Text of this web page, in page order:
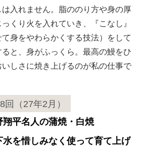
は入れません。脂ののり方や身の厚
くり火を入れていき、『こなし』
て身をやわらかくする技法）をして
と、身がふっくら。最高の鰻をひ
しさに焼き上げるのが私の仕事で
（27年2月）
平名人の蒲焼・白焼
水を惜しみなく使って育て上げ